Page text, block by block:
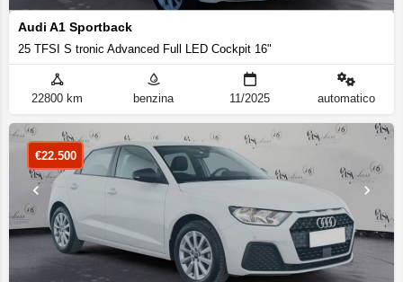
Audi A1 Sportback
25 TFSI S tronic Advanced Full LED Cockpit 16"
22800 km benzina 11/2025 automatico
€22.500